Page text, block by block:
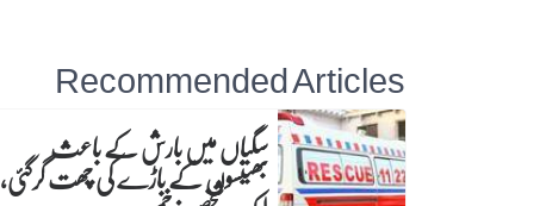
Recommended Articles
سگیاں میں بارش کے باعث
بھینسوں کے باڑے کی چھت گرگئی،